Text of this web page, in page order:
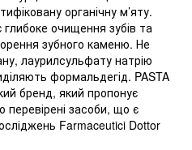
органічну м’яту.
очищення зубів та
зубного каменю. Не
лаурилсульфату натрію
формальдегід. PASTA
бренд, який пропонує
перевірені засоби, що є
Farmaceutici Dottor